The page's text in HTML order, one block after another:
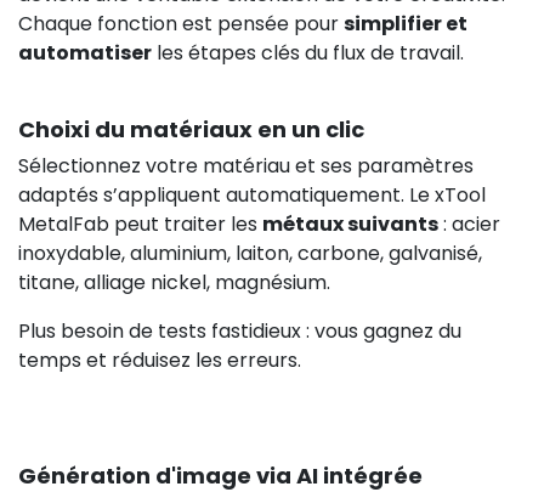
Chaque fonction est pensée poursimplifier et
automatiser les étapes clés du flux de travail.
Choixi du matériaux en un clic
Sélectionnez votre matériau et ses paramètres
adaptés s’appliquent automatiquement. Le xTool
MetalFab peut traiter les métaux suivants: acier
inoxydable, aluminium, laiton, carbone, galvanisé,
titane, alliage nickel, magnésium.
Plus besoin de tests fastidieux : vous gagnez du
temps et réduisez les erreurs.
Génération d'image via AI intégrée